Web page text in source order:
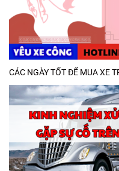
CÁC NGÀY TỐT ĐỂ MUA XE